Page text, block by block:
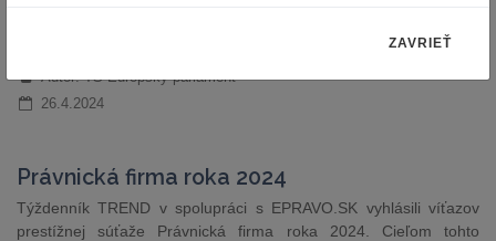
Autor: TS Európsky parlament
26.4.2024
Právnická firma roka 2024
Týždenník TREND v spolupráci s EPRAVO.SK vyhlásili víťazov
prestížnej súťaže Právnická firma roka 2024. Cieľom tohto
ZAVRIEŤ